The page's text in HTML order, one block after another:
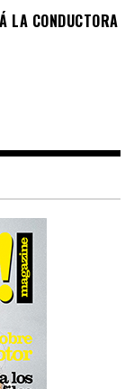
LA CONDUCTORA